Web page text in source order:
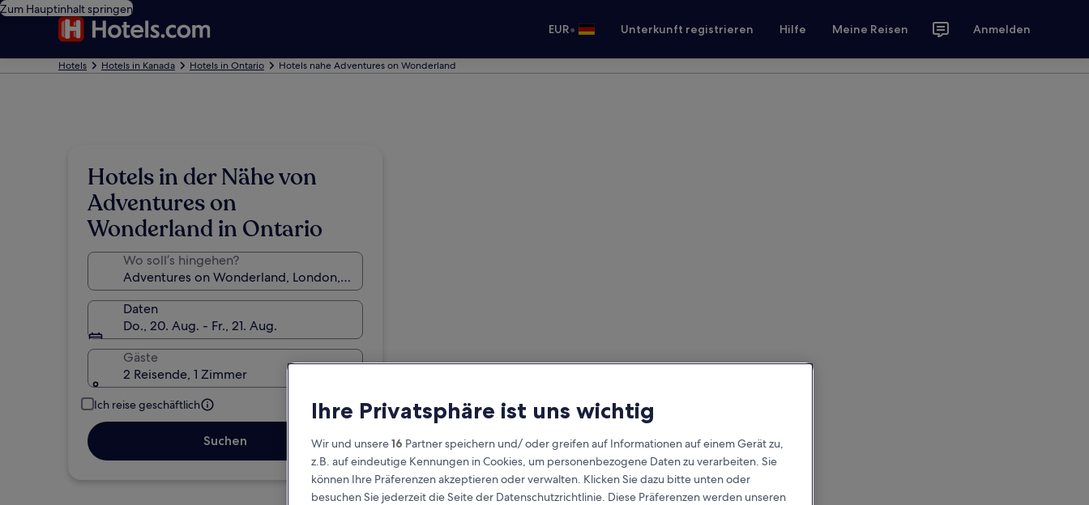
Zum Hauptinhalt springen
EUR• Unterkunft registrieren Hilfe Meine Reisen Anmelden
Hotels Hotels in Kanada Hotels in Ontario Hotels nahe Adventures on Wonderland
Hotels in der Nähe von
Adventures on
Wonderland in Ontario
Wo soll’s hingehen?
Daten
Do., 20. Aug. - Fr., 21. Aug.
Gäste
2 Reisende, 1 Zimmer
Ich reise geschäftlich
Suchen
Ihre Privatsphäre ist uns wichtig
Wir und unsere16 Partner speichern und/ oder greifen auf Informationen auf einem Gerät zu,
z.B. auf eindeutige Kennungen in Cookies, um personenbezogene Daten zu verarbeiten. Sie
können Ihre Präferenzen akzeptieren oder verwalten. Klicken Sie dazu bitte unten oder
besuchen Sie jederzeit die Seite der Datenschutzrichtlinie. Diese Präferenzen werden unseren